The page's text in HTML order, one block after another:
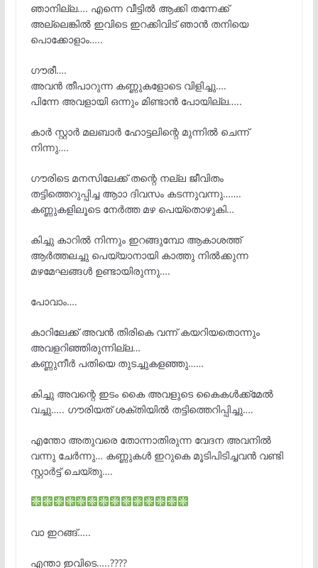
ഞാനില്ല…. എന്നെ വീട്ടിൽ ആക്കി തന്നേക്ക്
അല്ലെങ്കിൽ ഇവിടെ ഇറക്കിവിട് ഞാൻ തനിയെ
പൊക്കോളാം…..
ഗൗരീ….
അവൻ തീപാറുന്ന കണ്ണുകളോടെ വിളിച്ചു….
പിന്നേ അവളായി ഒന്നും മിണ്ടാൻ പോയില്ല…..
കാർ സ്റ്റാർ മലബാർ ഹോട്ടലിന്റെ മുന്നിൽ ചെന്ന്
നിന്നു….
ഗൗരിടെ മനസിലേക്ക് തന്റെ നല്ല ജീവിതം
തട്ടിത്തെറുപ്പിച്ച ആാാ ദിവസം കടന്നുവന്നു…….
കണ്ണുകളിലൂടെ നേർത്ത മഴ പെയ്തൊഴുകി…
കിച്ചു കാറിൽ നിന്നും ഇറങ്ങുമ്പോ ആകാശത്ത്
ആർത്തലച്ചു പെയ്യാനായി കാത്തു നിൽക്കുന്ന
മഴമേഘങ്ങൾ ഉണ്ടായിരുന്നു….
പോവാം….
കാറിലേക്ക് അവൻ തിരികെ വന്ന് കയറിയതൊന്നും
അവളറിഞ്ഞിരുന്നില്ല…
കണ്ണുനീർ പതിയെ തുടച്ചുകളഞ്ഞു……
കിച്ചു അവന്റെ ഇടം കൈ അവളുടെ കൈകൾക്ക്മേൽ
വച്ചു….. ഗൗരിയത് ശക്തിയിൽ തട്ടിത്തെറിപ്പിച്ചു….
എന്തോ അതുവരെ തോന്നാതിരുന്ന വേദന അവനിൽ
വന്നു ചേർന്നു… കണ്ണുകൾ ഇറുകെ മൂടിപിടിച്ചവൻ വണ്ടി
സ്റ്റാർട്ട്‌ ചെയ്തു….
വാ ഇറങ്ങ്…..
എന്താ ഇവിടെ…..????